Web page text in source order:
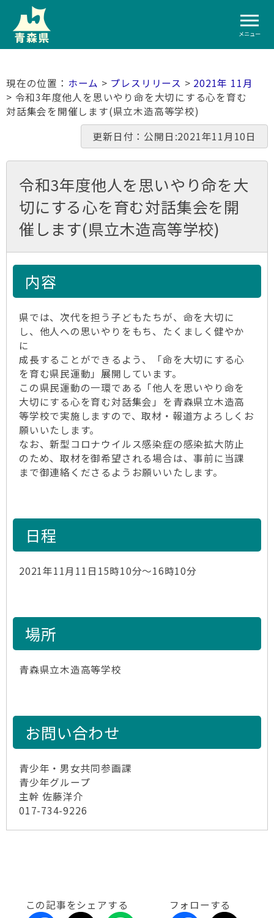
メニュー
ホーム > プレスリリース > 2021年 11月
> 令和3年度他人を思いやり命を大切にする心を育む
対話集会を開催します(県立木造高等学校)
更新日付：公開日:2021年11月10日
令和3年度他人を思いやり命を大
切にする心を育む対話集会を開
催します(県立木造高等学校)
内容
県では、次代を担う子どもたちが、命を大切に
し、他人への思いやりをもち、たくましく健やか
に
成長することができるよう、「命を大切にする心
を育む県民運動」展開しています。
この県民運動の一環である「他人を思いやり命を
大切にする心を育む対話集会」を青森県立木造高
等学校で実施しますので、取材・報道方よろしくお
願いいたします。
なお、新型コロナウイルス感染症の感染拡大防止
のため、取材を御希望される場合は、事前に当課
まで御連絡くださるようお願いいたします。
日程
2021年11月11日15時10分～16時10分
場所
青森県立木造高等学校
お問い合わせ
青少年・男女共同参画課
青少年グループ
主幹 佐藤洋介
017-734-9226
この記事をシェアする フォローする